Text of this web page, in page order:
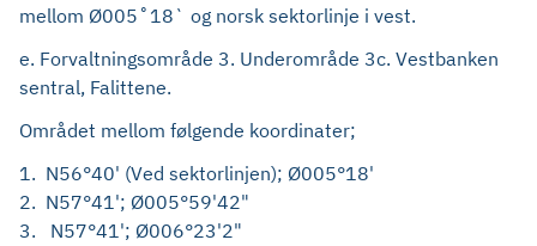
mellom Ø005˚18` og norsk sektorlinje i vest.
e. Forvaltningsområde 3. Underområde 3c. Vestbanken
sentral, Falittene.
Området mellom følgende koordinater;
1. N56°40' (Ved sektorlinjen); Ø005°18'
2. N57°41'; Ø005°59'42"
3. N57°41'; Ø006°23'2"